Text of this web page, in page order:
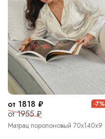
от 1818 ₽
от 1955 ₽
-7%
Матрац поролоновый 70х140х9